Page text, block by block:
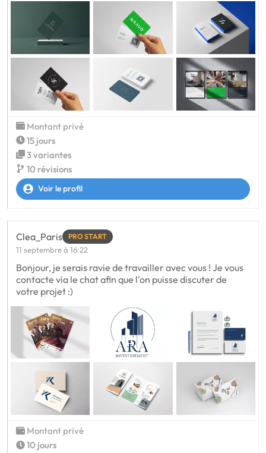
Montant privé
15 jours
3 variantes
10 révisions
Voir le profil
Clea_Paris PRO START
11 septembre à 16:22
Bonjour, je serais ravie de travailler avec vous ! Je vous
contacte via le chat afin que l'on puisse discuter de
votre projet :)
Montant privé
10 jours